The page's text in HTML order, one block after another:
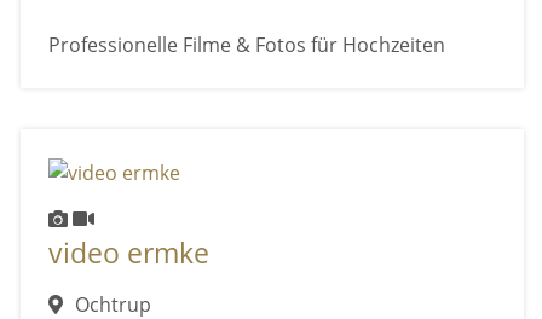
Professionelle Filme & Fotos für Hochzeiten
video ermke
Ochtrup